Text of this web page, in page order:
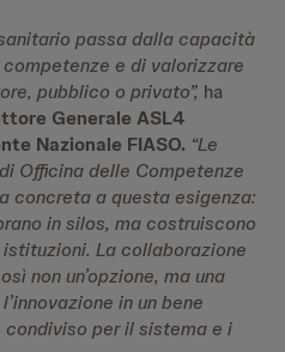
passa dalla capacità
e di valorizzare
pubblico o privato”, ha
Generale ASL4
Nazionale FIASO. “Le
Officina delle Competenze
concreta a questa esigenza:
in silos, ma costruiscono
La collaborazione
non un’opzione, ma una
in un bene
condiviso per il sistema e i